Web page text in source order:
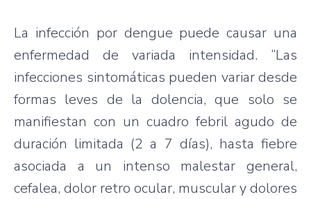
La infección por dengue puede causar una
enfermedad de variada intensidad. “Las
infecciones sintomáticas pueden variar desde
formas leves de la dolencia, que solo se
manifiestan con un cuadro febril agudo de
duración limitada (2 a 7 días), hasta fiebre
asociada a un intenso malestar general,
cefalea, dolor retro ocular, muscular y dolores